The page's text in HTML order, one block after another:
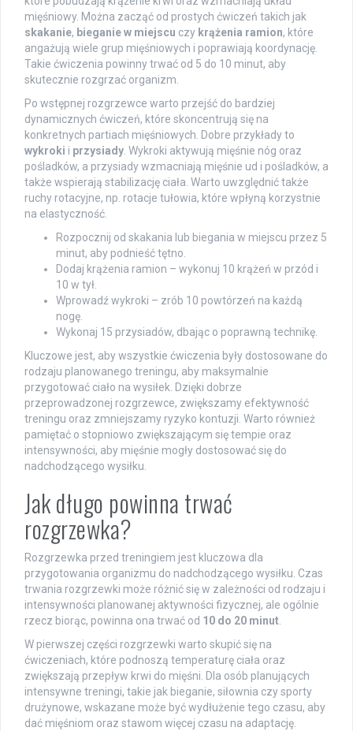
mięśniowy. Można zacząć od prostych ćwiczeń takich jak
skakanie, bieganie w miejscu czy krążenia ramion, które
angażują wiele grup mięśniowych i poprawiają koordynację.
Takie ćwiczenia powinny trwać od 5 do 10 minut, aby
skutecznie rozgrzać organizm.
Po wstępnej rozgrzewce warto przejść do bardziej
dynamicznych ćwiczeń, które skoncentrują się na
konkretnych partiach mięśniowych. Dobre przykłady to
wykroki i przysiady. Wykroki aktywują mięśnie nóg oraz
pośladków, a przysiady wzmacniają mięśnie ud i pośladków, a
także wspierają stabilizację ciała. Warto uwzględnić także
ruchy rotacyjne, np. rotacje tułowia, które wpłyną korzystnie
na elastyczność.
Rozpocznij od skakania lub biegania w miejscu przez 5
minut, aby podnieść tętno.
Dodaj krążenia ramion – wykonuj 10 krążeń w przód i
10 w tył.
Wprowadź wykroki – zrób 10 powtórzeń na każdą
nogę.
Wykonaj 15 przysiadów, dbając o poprawną technikę.
Kluczowe jest, aby wszystkie ćwiczenia były dostosowane do
rodzaju planowanego treningu, aby maksymalnie
przygotować ciało na wysiłek. Dzięki dobrze
przeprowadzonej rozgrzewce, zwiększamy efektywność
treningu oraz zmniejszamy ryzyko kontuzji. Warto również
pamiętać o stopniowo zwiększającym się tempie oraz
intensywności, aby mięśnie mogły dostosować się do
nadchodzącego wysiłku.
Jak długo powinna trwać
rozgrzewka?
Rozgrzewka przed treningiem jest kluczowa dla
przygotowania organizmu do nadchodzącego wysiłku. Czas
trwania rozgrzewki może różnić się w zależności od rodzaju i
intensywności planowanej aktywności fizycznej, ale ogólnie
rzecz biorąc, powinna ona trwać od 10 do 20 minut.
W pierwszej części rozgrzewki warto skupić się na
ćwiczeniach, które podnoszą temperaturę ciała oraz
zwiększają przepływ krwi do mięśni. Dla osób planujących
intensywne treningi, takie jak bieganie, siłownia czy sporty
drużynowe, wskazane może być wydłużenie tego czasu, aby
dać mięśniom oraz stawom więcej czasu na adaptację.